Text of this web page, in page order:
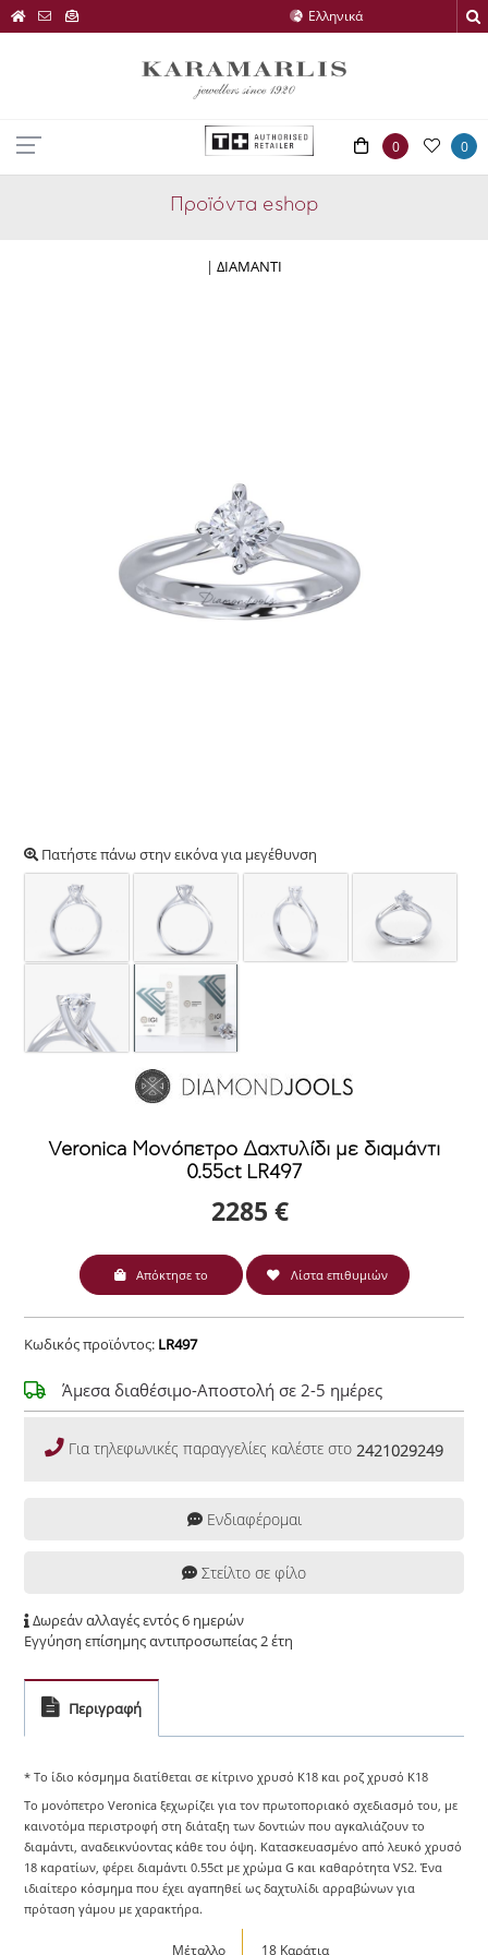
0 0
Προϊόντα eshop
| ΔΙΑΜΑΝΤΙ
Πατήστε πάνω στην εικόνα για μεγέθυνση
Veronica Μονόπετρο Δαχτυλίδι με διαμάντι
0.55ct LR497
2285 €
Απόκτησε το Λίστα επιθυμιών
Κωδικός προϊόντος: LR497
Άμεσα διαθέσιμο-Αποστολή σε 2-5 ημέρες
Για τηλεφωνικές παραγγελίες καλέστε στο 2421029249
Ενδιαφέρομαι
Στείλτο σε φίλο
Δωρεάν αλλαγές εντός 6 ημερών
Εγγύηση επίσημης αντιπροσωπείας 2 έτη
Περιγραφή
* Το ίδιο κόσμημα διατίθεται σε κίτρινο χρυσό Κ18 και ροζ χρυσό Κ18
Το μονόπετρο Veronica ξεχωρίζει για τον πρωτοποριακό σχεδιασμό του, με
καινοτόμα περιστροφή στη διάταξη των δοντιών που αγκαλιάζουν το
διαμάντι, αναδεικνύοντας κάθε του όψη. Κατασκευασμένο από λευκό χρυσό
18 καρατίων, φέρει διαμάντι 0.55ct με χρώμα G και καθαρότητα VS2. Ένα
ιδιαίτερο κόσμημα που έχει αγαπηθεί ως δαχτυλίδι αρραβώνων για
πρόταση γάμου με χαρακτήρα.
Μέταλλο 18 Καράτια